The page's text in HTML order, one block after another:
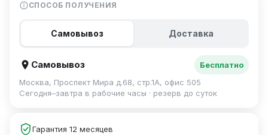
СПОСОБ ПОЛУЧЕНИЯ
Самовывоз Доставка
Самовывоз
Бесплатно
Москва, Проспект Мира д.68, стр.1А, офис 505
Сегодня–завтра в рабочие часы · резерв до суток
Гарантия 12 месяцев